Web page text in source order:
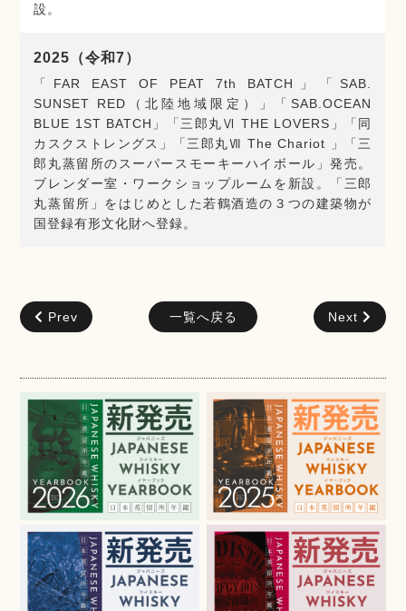
設。
2025（令和7）
「FAR EAST OF PEAT 7th BATCH」「SAB.
SUNSET RED（北陸地域限定）」「SAB.OCEAN
BLUE 1ST BATCH」「三郎丸Ⅵ THE LOVERS」「同
カスクストレングス」「三郎丸Ⅶ The Chariot 」「三
郎丸蒸留所のスーパースモーキーハイボール」発売。
ブレンダー室・ワークショップルームを新設。「三郎
丸蒸留所」をはじめとした若鶴酒造の３つの建築物が
国登録有形文化財へ登録。
Prev 一覧へ戻る Next